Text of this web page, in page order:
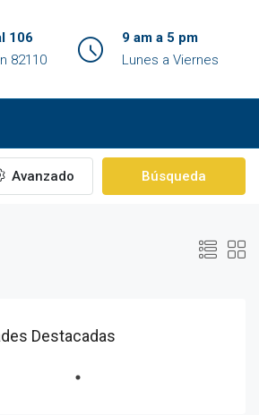
106
82110
9 am a 5 pm
Lunes a Viernes
Avanzado Búsqueda
Destacadas